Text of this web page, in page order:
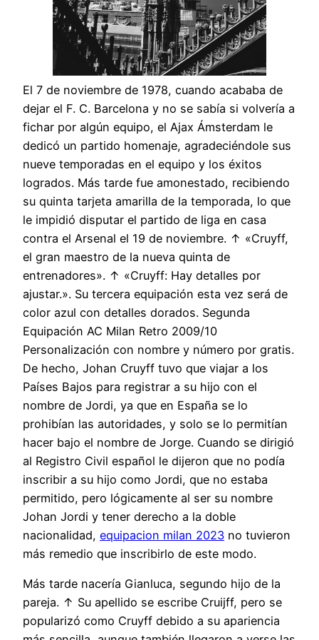
El 7 de noviembre de 1978, cuando acababa de
dejar el F. C. Barcelona y no se sabía si volvería a
fichar por algún equipo, el Ajax Ámsterdam le
dedicó un partido homenaje, agradeciéndole sus
nueve temporadas en el equipo y los éxitos
logrados. Más tarde fue amonestado, recibiendo
su quinta tarjeta amarilla de la temporada, lo que
le impidió disputar el partido de liga en casa
contra el Arsenal el 19 de noviembre. ↑ «Cruyff,
el gran maestro de la nueva quinta de
entrenadores». ↑ «Cruyff: Hay detalles por
ajustar.». Su tercera equipación esta vez será de
color azul con detalles dorados. Segunda
Equipación AC Milan Retro 2009/10
Personalización con nombre y número por gratis.
De hecho, Johan Cruyff tuvo que viajar a los
Países Bajos para registrar a su hijo con el
nombre de Jordi, ya que en España se lo
prohibían las autoridades, y solo se lo permitían
hacer bajo el nombre de Jorge. Cuando se dirigió
al Registro Civil español le dijeron que no podía
inscribir a su hijo como Jordi, que no estaba
permitido, pero lógicamente al ser su nombre
Johan Jordi y tener derecho a la doble
nacionalidad, equipacion milan 2023 no tuvieron
más remedio que inscribirlo de este modo.
Más tarde nacería Gianluca, segundo hijo de la
pareja. ↑ Su apellido se escribe Cruijff, pero se
popularizó como Cruyff debido a su apariencia